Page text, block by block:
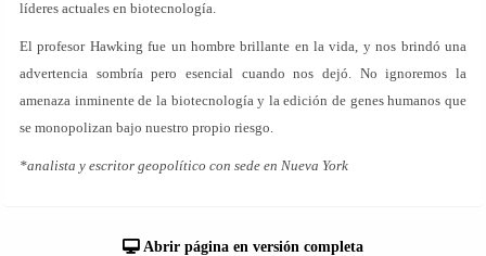
líderes actuales en biotecnología.
El profesor Hawking fue un hombre brillante en la vida, y nos brindó una
advertencia sombría pero esencial cuando nos dejó. No ignoremos la
amenaza inminente de la biotecnología y la edición de genes humanos que
se monopolizan bajo nuestro propio riesgo.
*analista y escritor geopolítico con sede en Nueva York
Abrir página en versión completa